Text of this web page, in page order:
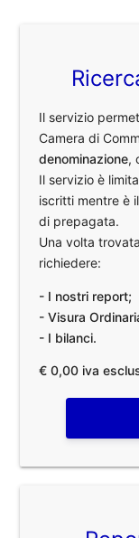
Il servizio
Camera di
denominazione,
Il servizio è
iscritti mentre è
di prepagata.
Una volta
richiedere:
- I nostri report;
- Visura
- I bilanci.
€ 0,00 iva